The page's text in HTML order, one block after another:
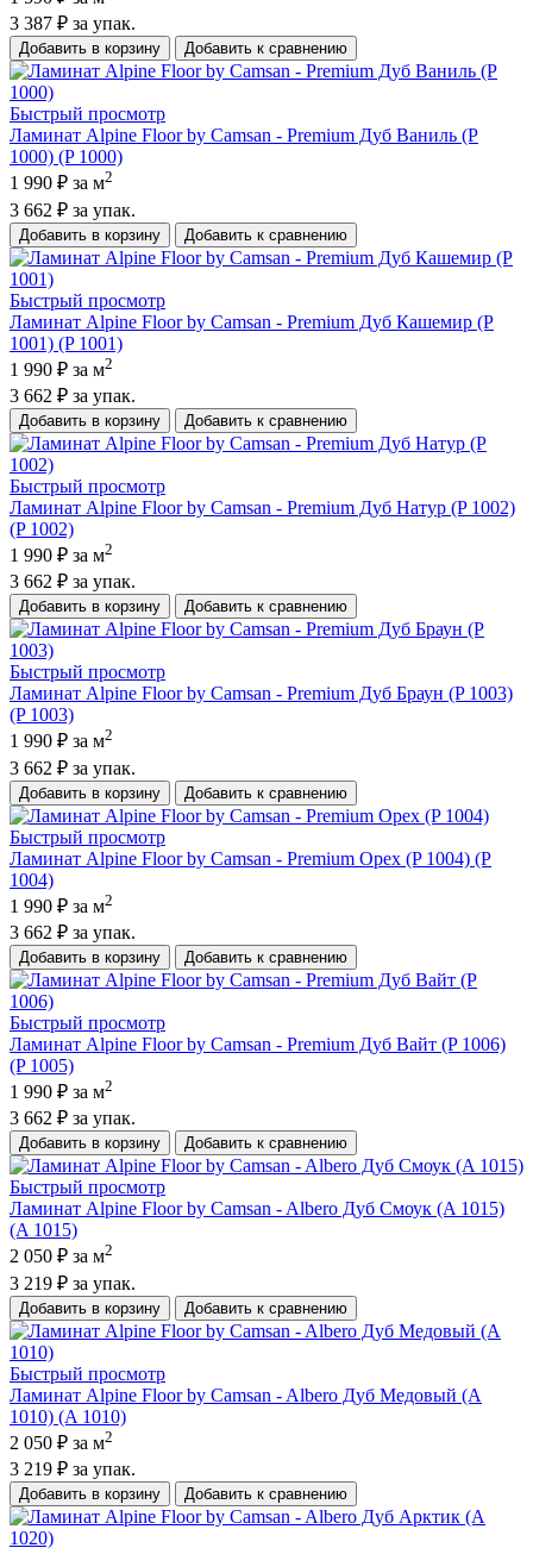
3 387 ₽ за упак.
Добавить в корзину Добавить к сравнению
Быстрый просмотр
Ламинат Alpine Floor by Camsan - Premium Дуб Ваниль (P
1000) (P 1000)
1 990 ₽ за м2
3 662 ₽ за упак.
Добавить в корзину Добавить к сравнению
Быстрый просмотр
Ламинат Alpine Floor by Camsan - Premium Дуб Кашемир (P
1001) (P 1001)
1 990 ₽ за м2
3 662 ₽ за упак.
Добавить в корзину Добавить к сравнению
Быстрый просмотр
Ламинат Alpine Floor by Camsan - Premium Дуб Натур (P 1002)
(P 1002)
1 990 ₽ за м2
3 662 ₽ за упак.
Добавить в корзину Добавить к сравнению
Быстрый просмотр
Ламинат Alpine Floor by Camsan - Premium Дуб Браун (P 1003)
(P 1003)
1 990 ₽ за м2
3 662 ₽ за упак.
Добавить в корзину Добавить к сравнению
Быстрый просмотр
Ламинат Alpine Floor by Camsan - Premium Орех (P 1004) (P
1004)
1 990 ₽ за м2
3 662 ₽ за упак.
Добавить в корзину Добавить к сравнению
Быстрый просмотр
Ламинат Alpine Floor by Camsan - Premium Дуб Вайт (P 1006)
(P 1005)
1 990 ₽ за м2
3 662 ₽ за упак.
Добавить в корзину Добавить к сравнению
Быстрый просмотр
Ламинат Alpine Floor by Camsan - Albero Дуб Смоук (A 1015)
(A 1015)
2 050 ₽ за м2
3 219 ₽ за упак.
Добавить в корзину Добавить к сравнению
Быстрый просмотр
Ламинат Alpine Floor by Camsan - Albero Дуб Медовый (A
1010) (A 1010)
2 050 ₽ за м2
3 219 ₽ за упак.
Добавить в корзину Добавить к сравнению